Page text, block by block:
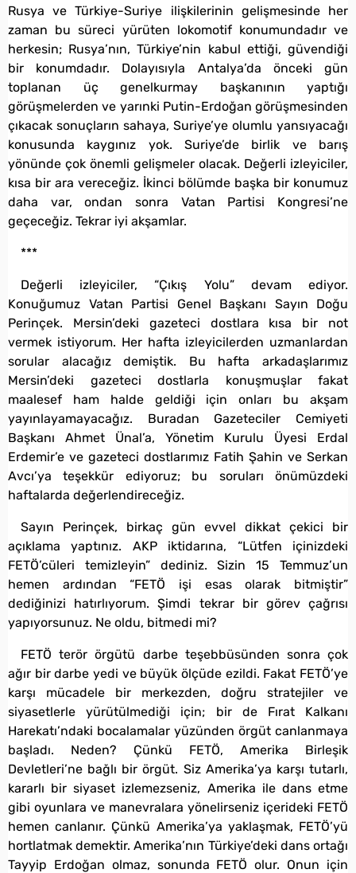
Rusya ve Türkiye-Suriye ilişkilerinin gelişmesinde her
zaman bu süreci yürüten lokomotif konumundadır ve
herkesin; Rusya’nın, Türkiye’nin kabul ettiği, güvendiği
bir konumdadır. Dolayısıyla Antalya’da önceki gün
toplanan üç genelkurmay başkanının yaptığı
görüşmelerden ve yarınki Putin-Erdoğan görüşmesinden
çıkacak sonuçların sahaya, Suriye’ye olumlu yansıyacağı
konusunda kaygınız yok. Suriye’de birlik ve barış
yönünde çok önemli gelişmeler olacak. Değerli izleyiciler,
kısa bir ara vereceğiz. İkinci bölümde başka bir konumuz
daha var, ondan sonra Vatan Partisi Kongresi’ne
geçeceğiz. Tekrar iyi akşamlar.
***
Değerli izleyiciler, “Çıkış Yolu” devam ediyor.
Konuğumuz Vatan Partisi Genel Başkanı Sayın Doğu
Perinçek. Mersin’deki gazeteci dostlara kısa bir not
vermek istiyorum. Her hafta izleyicilerden uzmanlardan
sorular alacağız demiştik. Bu hafta arkadaşlarımız
Mersin’deki gazeteci dostlarla konuşmuşlar fakat
maalesef ham halde geldiği için onları bu akşam
yayınlayamayacağız. Buradan Gazeteciler Cemiyeti
Başkanı Ahmet Ünal’a, Yönetim Kurulu Üyesi Erdal
Erdemir’e ve gazeteci dostlarımız Fatih Şahin ve Serkan
Avcı’ya teşekkür ediyoruz; bu soruları önümüzdeki
haftalarda değerlendireceğiz.
Sayın Perinçek, birkaç gün evvel dikkat çekici bir
açıklama yaptınız. AKP iktidarına, “Lütfen içinizdeki
FETÖ’cüleri temizleyin” dediniz. Sizin 15 Temmuz’un
hemen ardından “FETÖ işi esas olarak bitmiştir”
dediğinizi hatırlıyorum. Şimdi tekrar bir görev çağrısı
yapıyorsunuz. Ne oldu, bitmedi mi?
FETÖ terör örgütü darbe teşebbüsünden sonra çok
ağır bir darbe yedi ve büyük ölçüde ezildi. Fakat FETÖ’ye
karşı mücadele bir merkezden, doğru stratejiler ve
siyasetlerle yürütülmediği için; bir de Fırat Kalkanı
Harekatı’ndaki bocalamalar yüzünden örgüt canlanmaya
başladı. Neden? Çünkü FETÖ, Amerika Birleşik
Devletleri’ne bağlı bir örgüt. Siz Amerika’ya karşı tutarlı,
kararlı bir siyaset izlemezseniz, Amerika ile dans etme
gibi oyunlara ve manevralara yönelirseniz içerideki FETÖ
hemen canlanır. Çünkü Amerika’ya yaklaşmak, FETÖ’yü
hortlatmak demektir. Amerika’nın Türkiye’deki dans ortağı
Tayyip Erdoğan olmaz, sonunda FETÖ olur. Onun için